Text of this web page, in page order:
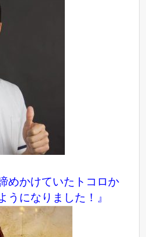
めかけていたトコロか
うになりました！』